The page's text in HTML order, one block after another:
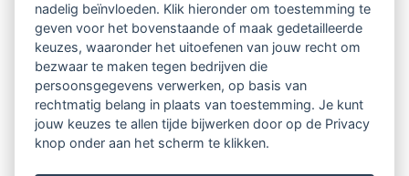
Wat kan ik als LVSC-lid zien op de website?
Wat kan er op het prikbord geplaatst
worden?
Ik heb mijn wachtwoord opgeslagen en de
hokjes blijven leeg.
Hoe log ik als LVSC-lid in op de nieuwe
website?
nadelig beïnvloeden. Klik hieronder om toestemming te
geven voor het bovenstaande of maak gedetailleerde
keuzes, waaronder het uitoefenen van jouw recht om
bezwaar te maken tegen bedrijven die
persoonsgegevens verwerken, op basis van
rechtmatig belang in plaats van toestemming. Je kunt
jouw keuzes te allen tijde bijwerken door op de Privacy
knop onder aan het scherm te klikken.